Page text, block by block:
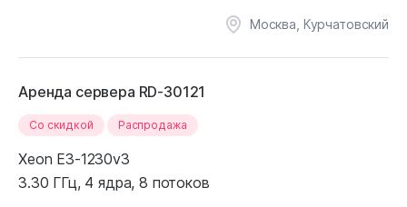
Москва, Курчатовский
Аренда сервера RD-30121
Cо скидкой Распродажа
Xeon E3-1230v3
3.30 ГГц, 4 ядра, 8 потоков